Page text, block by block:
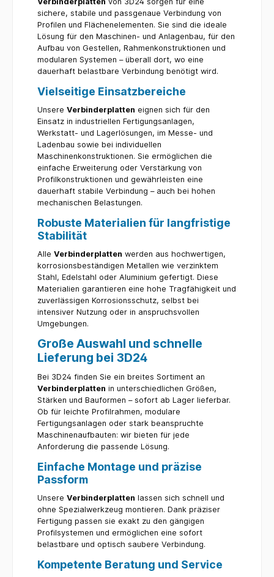
erfolgreich zu realisieren.
vielseitig einsetzbar, ohne Kompromisse bei der
Stabilität einzugehen. Vorteile Ein entscheidender
Vorteil dieser robusten Platte ist ihre
Dank der Verwendung von Aluminiumdruckguss
besitzt die Platte eine beeindruckende Festigkeit bei
gleichzeitig geringem Gewicht. Diese Kombination
ermöglicht eine einfache Handhabung und
Installation. Die pulverbeschichtete Oberfläche bietet
Wartungsaufwand. Die zeitlose Optik der alufarbigen
Beschichtung ist besonders vorteilhaft für
Anwendungen, bei denen das Erscheinungsbild eine
Rolle spielt. Qualität 3d24 steht für höchste
Qualitätsstandards, und diese Platte bildet keine
Ausnahme. Durch die Verwendung von hochpräzisen
Fertigungstechniken wird sichergestellt, dass jede
Industrie gefordert werden. Die Kombination aus
Langlebigkeit und Ästhetik macht sie zur ersten Wahl
für professionelle Anwendungen. Die sorgfältige
Pulverbeschichtung sorgt für eine kratzfeste und
langlebige Oberfläche, die auch unter
anspruchsvollen Bedingungen ihre Eigenschaften
Einsatzmöglichkeiten der Platte sind vielfältig. Sie
eignet sich hervorragend für den Einsatz in der
Gebäude- und Konstruktionstechnik, wo Stabilität
Maschinenbau findet die Platte Anwendung, wo sie
als Verbindungselement zwischen verschiedenen
Komponenten dient. Die funktionale Gestaltung
erlaubt es, die Platte in verschiedenen Projekten zu
integrieren, ohne dass zusätzliche Anpassungen
erforderlich sind. Besonders in Bereichen, in denen
sowohl optische als auch funktionale
Anforderungen erfüllt werden müssen, ist die Platte
von 3d24 eine hervorragende Wahl. Fazit
Zusammenfassend lässt sich sagen, dass die
Platte, Verbinderplatte, 119x119x10,
Aluminiumdruckguss, pulverbeschichtet, alufarbig
von 3d24 eine ausgezeichnete Wahl für zahlreiche
industrielle Anwendungen darstellt. Ihre robuste
Bauweise, gepaart mit einer zeitlosen Ästhetik und
einer funktionalen Gestaltung, hebt sie von der
Konkurrenz ab. Die Kombination aus qualitativ
hochwertigen Materialien und präziser Fertigung
macht sie zu einem unverzichtbaren Bestandteil in
jeder industriellen Umgebung. Entscheiden Sie sich
für Qualität und Zuverlässigkeit mit dieser
vielseitigen Platte von 3d24.
sichere, stabile und passgenaue Verbindung von
Profilen und Flächenelementen. Sie sind die ideale
Lösung für den Maschinen- und Anlagenbau, für den
Aufbau von Gestellen, Rahmenkonstruktionen und
modularen Systemen – überall dort, wo eine
dauerhaft belastbare Verbindung benötigt wird.
Vielseitige Einsatzbereiche
Unsere Verbinderplatten eignen sich für den
Einsatz in industriellen Fertigungsanlagen,
Werkstatt- und Lagerlösungen, im Messe- und
Ladenbau sowie bei individuellen
Maschinenkonstruktionen. Sie ermöglichen die
einfache Erweiterung oder Verstärkung von
Profilkonstruktionen und gewährleisten eine
dauerhaft stabile Verbindung – auch bei hohen
mechanischen Belastungen.
Robuste Materialien für langfristige
Stabilität
Alle Verbinderplatten werden aus hochwertigen,
korrosionsbeständigen Metallen wie verzinktem
Stahl, Edelstahl oder Aluminium gefertigt. Diese
Materialien garantieren eine hohe Tragfähigkeit und
zuverlässigen Korrosionsschutz, selbst bei
intensiver Nutzung oder in anspruchsvollen
Umgebungen.
Große Auswahl und schnelle
Lieferung bei 3D24
Bei 3D24 finden Sie ein breites Sortiment an
Verbinderplatten in unterschiedlichen Größen,
Stärken und Bauformen – sofort ab Lager lieferbar.
Ob für leichte Profilrahmen, modulare
Fertigungsanlagen oder stark beanspruchte
Maschinenaufbauten: wir bieten für jede
Anforderung die passende Lösung.
Einfache Montage und präzise
Passform
Unsere Verbinderplatten lassen sich schnell und
ohne Spezialwerkzeug montieren. Dank präziser
Fertigung passen sie exakt zu den gängigen
Profilsystemen und ermöglichen eine sofort
belastbare und optisch saubere Verbindung.
Kompetente Beratung und Service